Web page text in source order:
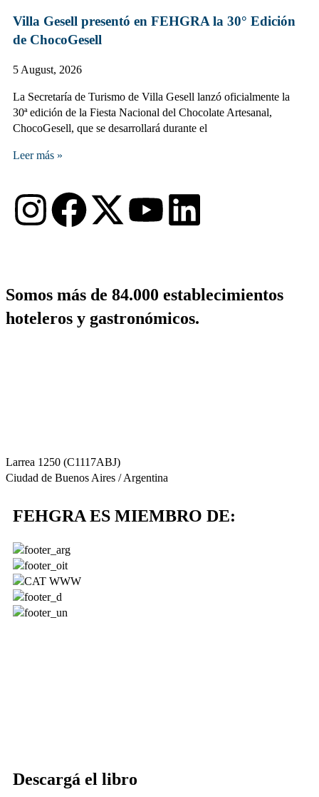
Villa Gesell presentó en FEHGRA la 30° Edición
de ChocoGesell
5 August, 2026
La Secretaría de Turismo de Villa Gesell lanzó oficialmente la
30ª edición de la Fiesta Nacional del Chocolate Artesanal,
ChocoGesell, que se desarrollará durante el
Leer más »
Somos más de 84.000 establecimientos
hoteleros y gastronómicos.
Larrea 1250 (C1117ABJ)
Ciudad de Buenos Aires / Argentina
FEHGRA ES MIEMBRO DE:
Descargá el libro